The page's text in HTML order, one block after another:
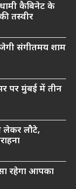
कैबिनेट के
तस्वीर
संगीतमय शाम
पर मुंबई में तीन
लेकर लौटे,
रहेगा आपका